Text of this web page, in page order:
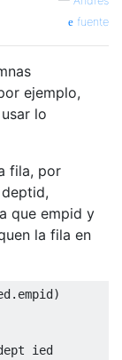
fuente
ejemplo,
lo
fila, por
que empid y
la fila en
. empid)
ied